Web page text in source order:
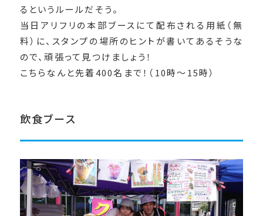
る というルールだそう。
当日アリフリの本部ブースにて配布される用紙（無
料）に、スタンプの場所のヒントが書いてあるそうな
ので、頑張って見つけましょう！
こちらなんと先着400名まで！（10時〜15時）
飲食ブース